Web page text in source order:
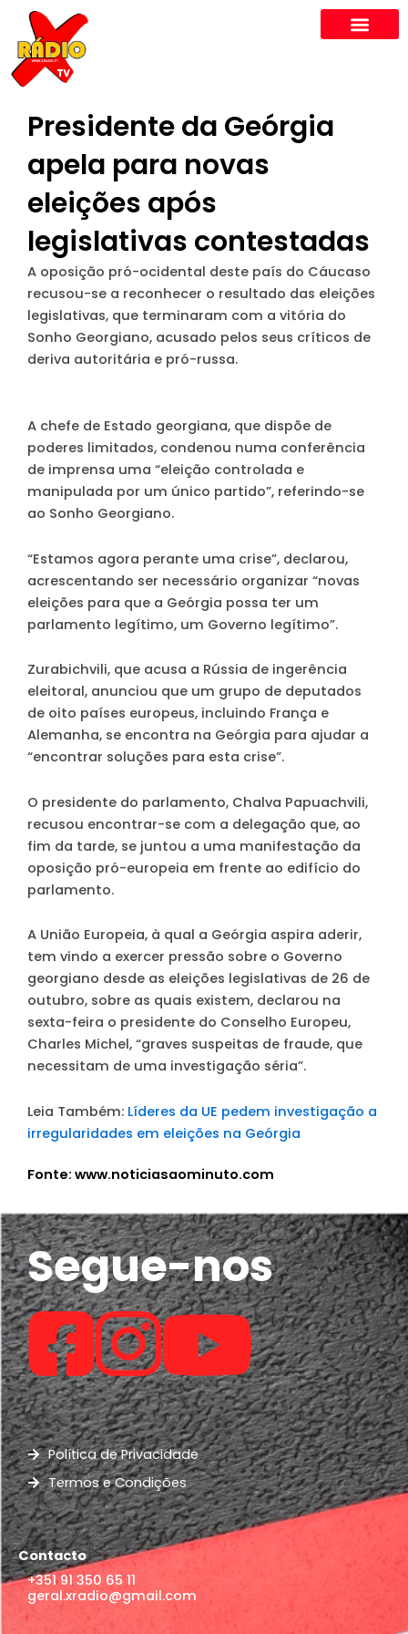
content
Presidente da Geórgia
apela para novas
eleições após
legislativas contestadas
A oposição pró-ocidental deste país do Cáucaso
recusou-se a reconhecer o resultado das eleições
legislativas, que terminaram com a vitória do
Sonho Georgiano, acusado pelos seus críticos de
deriva autoritária e pró-russa.
A chefe de Estado georgiana, que dispõe de
poderes limitados, condenou numa conferência
de imprensa uma “eleição controlada e
manipulada por um único partido”, referindo-se
ao Sonho Georgiano.
“Estamos agora perante uma crise”, declarou,
acrescentando ser necessário organizar “novas
eleições para que a Geórgia possa ter um
parlamento legítimo, um Governo legítimo”.
Zurabichvili, que acusa a Rússia de ingerência
eleitoral, anunciou que um grupo de deputados
de oito países europeus, incluindo França e
Alemanha, se encontra na Geórgia para ajudar a
“encontrar soluções para esta crise”.
O presidente do parlamento, Chalva Papuachvili,
recusou encontrar-se com a delegação que, ao
fim da tarde, se juntou a uma manifestação da
oposição pró-europeia em frente ao edifício do
parlamento.
A União Europeia, à qual a Geórgia aspira aderir,
tem vindo a exercer pressão sobre o Governo
georgiano desde as eleições legislativas de 26 de
outubro, sobre as quais existem, declarou na
sexta-feira o presidente do Conselho Europeu,
Charles Michel, “graves suspeitas de fraude, que
necessitam de uma investigação séria”.
Leia Também: Líderes da UE pedem investigação a
irregularidades em eleições na Geórgia
Fonte: www.noticiasaominuto.com
Segue-nos
Política de Privacidade
Termos e Condições
Contacto
+351 91 350 65 11
geral.xradio@gmail.com